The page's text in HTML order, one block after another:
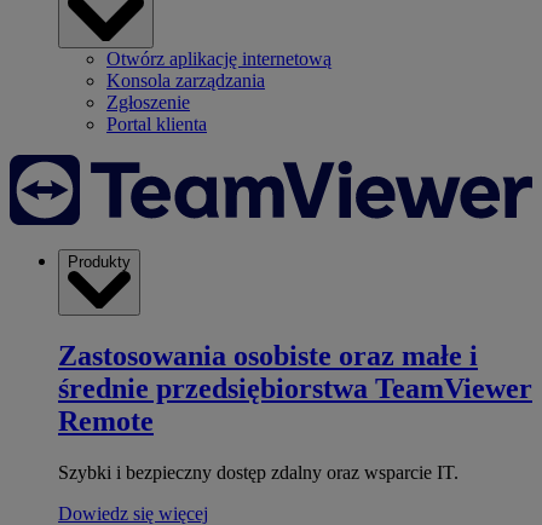
Otwórz aplikację internetową
Konsola zarządzania
Zgłoszenie
Portal klienta
Produkty
Zastosowania osobiste oraz małe i
średnie przedsiębiorstwa TeamViewer
Remote
Szybki i bezpieczny dostęp zdalny oraz wsparcie IT.
Dowiedz się więcej